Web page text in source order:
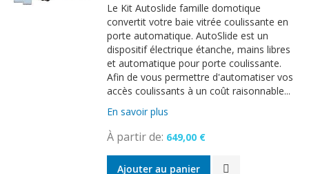
Le Kit Autoslide famille domotique
convertit votre baie vitrée coulissante en
porte automatique. AutoSlide est un
dispositif électrique étanche, mains libres
et automatique pour porte coulissante.
Afin de vous permettre d'automatiser vos
accès coulissants à un coût raisonnable...
En savoir plus
À partir de 649,00 €
Ajouter au panier